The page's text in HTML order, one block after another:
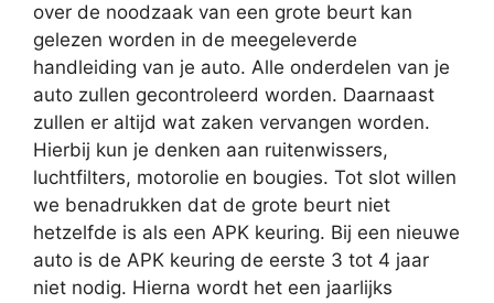
over de noodzaak van een grote beurt kan
gelezen worden in de meegeleverde
handleiding van je auto. Alle onderdelen van je
auto zullen gecontroleerd worden. Daarnaast
zullen er altijd wat zaken vervangen worden.
Hierbij kun je denken aan ruitenwissers,
luchtfilters, motorolie en bougies. Tot slot willen
we benadrukken dat de grote beurt niet
hetzelfde is als een APK keuring. Bij een nieuwe
auto is de APK keuring de eerste 3 tot 4 jaar
niet nodig. Hierna wordt het een jaarlijks